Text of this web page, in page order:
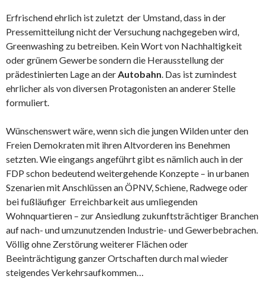
Erfrischend ehrlich ist zuletzt der Umstand, dass in der
Pressemitteilung nicht der Versuchung nachgegeben wird,
Greenwashing zu betreiben. Kein Wort von Nachhaltigkeit
oder grünem Gewerbe sondern die Herausstellung der
prädestinierten Lage an derAutobahn. Das ist zumindest
ehrlicher als von diversen Protagonisten an anderer Stelle
formuliert.
Wünschenswert wäre, wenn sich die jungen Wilden unter den
Freien Demokraten mit ihren Altvorderen ins Benehmen
setzten. Wie eingangs angeführt gibt es nämlich auch in der
FDP schon bedeutend weitergehende Konzepte – in urbanen
Szenarien mit Anschlüssen an ÖPNV, Schiene, Radwege oder
bei fußläufiger Erreichbarkeit aus umliegenden
Wohnquartieren – zur Ansiedlung zukunftsträchtiger Branchen
auf nach- und umzunutzenden Industrie- und Gewerbebrachen.
Völlig ohne Zerstörung weiterer Flächen oder
Beeinträchtigung ganzer Ortschaften durch mal wieder
steigendes Verkehrsaufkommen…